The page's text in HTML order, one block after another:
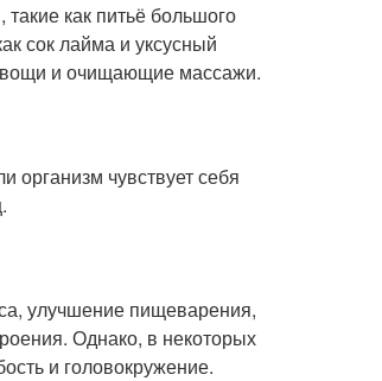
как питьё большого
сок лайма и уксусный
и очищающие массажи.
организм чувствует себя
улучшение пищеварения,
Однако, в некоторых
и головокружение.